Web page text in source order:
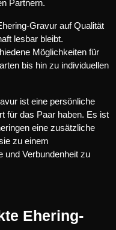
Partnern.
Gravur auf Qualität
lesbar bleibt.
Möglichkeiten für
bis hin zu individuellen
ist eine persönliche
für das Paar haben. Es ist
eine zusätzliche
zu einem
und Verbundenheit zu
Ehering-